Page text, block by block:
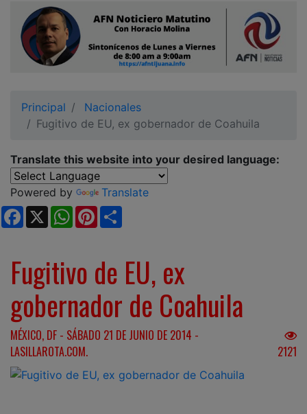
Principal
Nacionales
Fugitivo de EU, ex gobernador de Coahuila
Translate this website into your desired language:
Powered by
Translate
Facebook
X WhatsApp
Pinterest
Fugitivo de EU, ex
gobernador de Coahuila
MÉXICO, DF - SÁBADO 21 DE JUNIO DE 2014 -
LASILLAROTA.COM.
2121
Contacto
Reportero
Ciudadano